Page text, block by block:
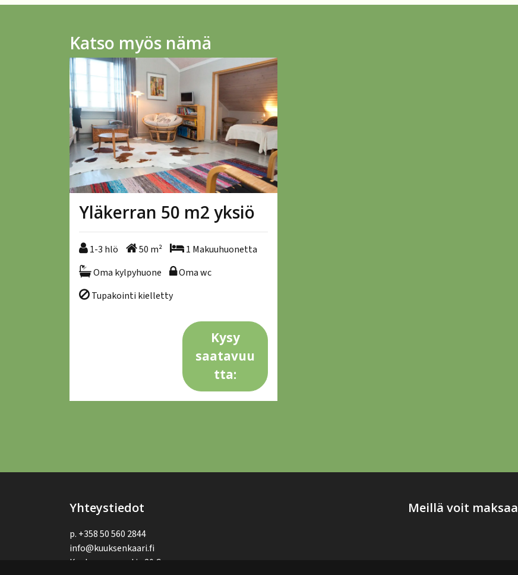
Katso myös nämä
Yläkerran 50 m2 yksiö
1-3 hlö
1-3 hlö 50 m²
50 m² 1 Makuuhuonetta
1 Makuuhuonetta
Oma kylpyhuone
Oma kylpyhuone Oma wc
Oma wc
Tupakointi kielletty
Tupakointi kielletty
Kysy
saatavuu
tta:
Yhteystiedot
p. +358 50 560 2844
info@kuuksenkaari.fi
Kuuksenvaarantie 20 C
Meillä voit maksaa